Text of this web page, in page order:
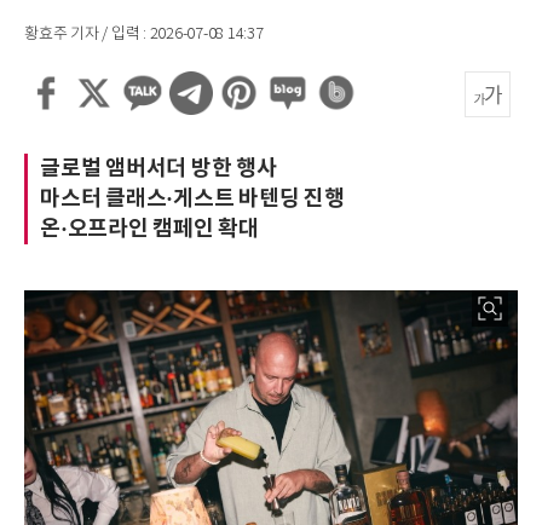
황효주 기자 / 입력 : 2026-07-08 14:37
글로벌 앰버서더 방한 행사
마스터 클래스·게스트 바텐딩 진행
온·오프라인 캠페인 확대